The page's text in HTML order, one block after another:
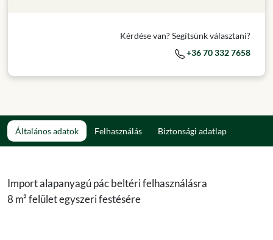
Kérdése van? Segítsünk választani?
+36 70 332 7658
Általános adatok Felhasználás Biztonsági adatlap
Import alapanyagú pác beltéri felhasználásra
8 m² felület egyszeri festésére